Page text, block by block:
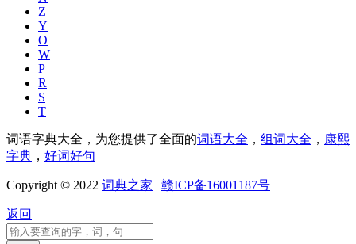
Z
Y
O
W
P
R
S
T
词语字典大全，为您提供了全面的词语大全 ， 组词大全 ， 康熙
字典 ， 好词好句
Copyright © 2022 词典之家 | 赣ICP备16001187号
返回